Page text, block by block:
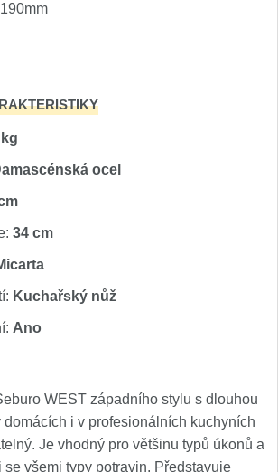
190mm
ocel
34 cm
Kuchařský nůž
Ano
WEST západního stylu s dlouhou
i v profesionálních kuchyních
Je vhodný pro většinu typů úkonů a
se všemi typy potravin. Představuje